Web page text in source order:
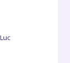
Luc